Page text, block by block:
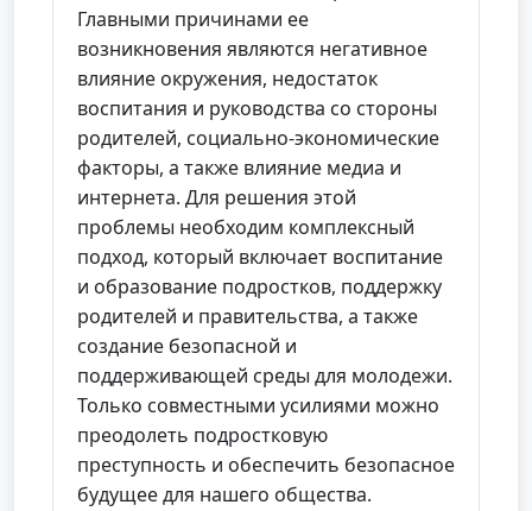
Главными причинами ее
возникновения являются негативное
влияние окружения, недостаток
воспитания и руководства со стороны
родителей, социально-экономические
факторы, а также влияние медиа и
интернета. Для решения этой
проблемы необходим комплексный
подход, который включает воспитание
и образование подростков, поддержку
родителей и правительства, а также
создание безопасной и
поддерживающей среды для молодежи.
Только совместными усилиями можно
преодолеть подростковую
преступность и обеспечить безопасное
будущее для нашего общества.